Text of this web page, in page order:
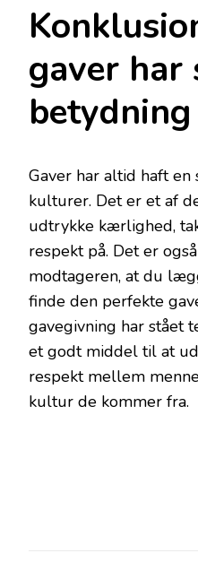
gaver har
betydning
Gaver har altid haft
kulturer. Det er et af
udtrykke kærlighed,
respekt på. Det er
modtageren, at du
finde den perfekte
gavegivning har stået
et godt middel til at
respekt mellem
kultur de kommer fra.